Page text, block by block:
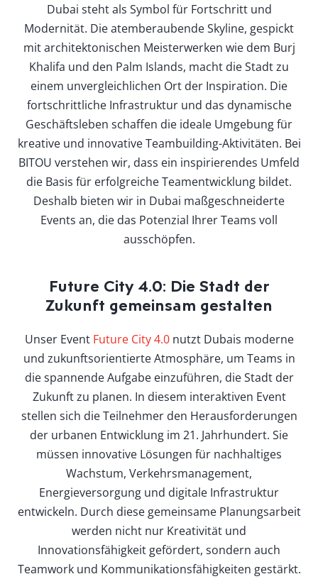
Dubai steht als Symbol für Fortschritt und
Modernität. Die atemberaubende Skyline, gespickt
mit architektonischen Meisterwerken wie dem Burj
Khalifa und den Palm Islands, macht die Stadt zu
einem unvergleichlichen Ort der Inspiration. Die
fortschrittliche Infrastruktur und das dynamische
Geschäftsleben schaffen die ideale Umgebung für
kreative und innovative Teambuilding-Aktivitäten. Bei
BITOU verstehen wir, dass ein inspirierendes Umfeld
die Basis für erfolgreiche Teamentwicklung bildet.
Deshalb bieten wir in Dubai maßgeschneiderte
Events an, die das Potenzial Ihrer Teams voll
ausschöpfen.
Future City 4.0: Die Stadt der
Zukunft gemeinsam gestalten
Unser Event Future City 4.0nutzt Dubais moderne
und zukunftsorientierte Atmosphäre, um Teams in
die spannende Aufgabe einzuführen, die Stadt der
Zukunft zu planen. In diesem interaktiven Event
stellen sich die Teilnehmer den Herausforderungen
der urbanen Entwicklung im 21. Jahrhundert. Sie
müssen innovative Lösungen für nachhaltiges
Wachstum, Verkehrsmanagement,
Energieversorgung und digitale Infrastruktur
entwickeln. Durch diese gemeinsame Planungsarbeit
werden nicht nur Kreativität und
Innovationsfähigkeit gefördert, sondern auch
Teamwork und Kommunikationsfähigkeiten gestärkt.